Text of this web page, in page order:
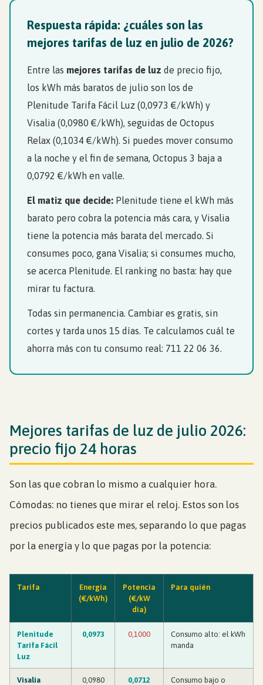
Respuesta rápida: ¿cuáles son las
mejores tarifas de luz en julio de 2026?
Entre las mejores tarifas de luz de precio fijo,
los kWh más baratos de julio son los de
Plenitude Tarifa Fácil Luz (0,0973 €/kWh) y
Visalia (0,0980 €/kWh), seguidas de Octopus
Relax (0,1034 €/kWh). Si puedes mover consumo
a la noche y el fin de semana, Octopus 3 baja a
0,0792 €/kWh en valle.
El matiz que decide: Plenitude tiene el kWh más
barato pero cobra la potencia más cara, y Visalia
tiene la potencia más barata del mercado. Si
consumes poco, gana Visalia; si consumes mucho,
se acerca Plenitude. El ranking no basta: hay que
mirar tu factura.
Todas sin permanencia. Cambiar es gratis, sin
cortes y tarda unos 15 días. Te calculamos cuál te
ahorra más con tu consumo real: 711 22 06 36.
Mejores tarifas de luz de julio 2026:
precio fijo 24 horas
Son las que cobran lo mismo a cualquier hora.
Cómodas: no tienes que mirar el reloj. Estos son los
precios publicados este mes, separando lo que pagas
por la energía y lo que pagas por la potencia:
Tarifa
Energía
(€/kWh)
Potencia
(€/kW
día)
Para quién
Plenitude
Tarifa Fácil
Luz
0,0973 0,1000
Consumo alto: el kWh
manda
Visalia 0,0980 0,0712
Consumo bajo o